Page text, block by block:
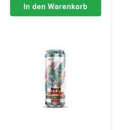
In den Warenkorb